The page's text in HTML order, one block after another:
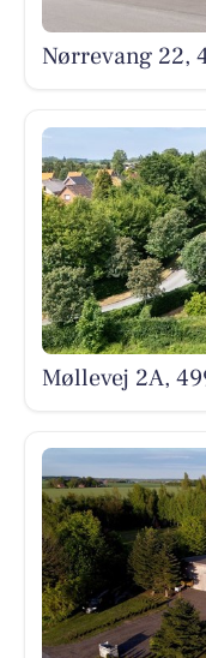
Nørrevang 22,
Møllevej 2A,